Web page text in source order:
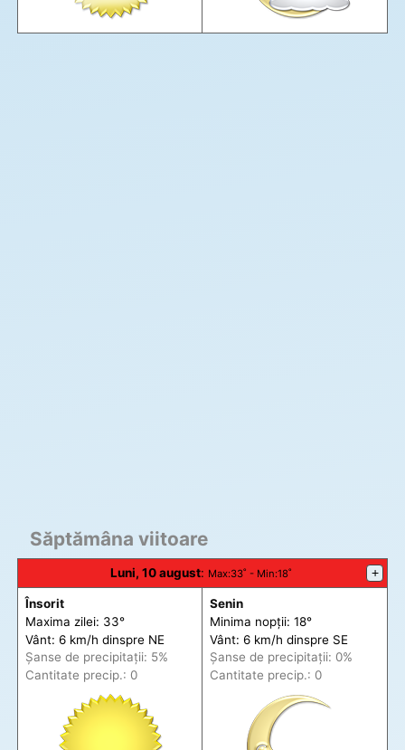
Săptămâna viitoare
Luni, 10 august: Max:33˚ - Min:18˚ +
Însorit
Maxima zilei: 33°
Vânt: 6 km/h dinspre NE
Șanse de precipitații: 5%
Cantitate precip.: 0
Senin
Minima nopții: 18°
Vânt: 6 km/h dinspre SE
Șanse de precipitații: 0%
Cantitate precip.: 0